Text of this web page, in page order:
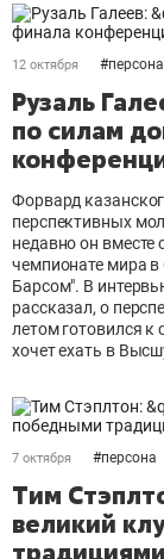
12 октября #персона
Рузаль
по силам
Форвард
перспективных
недавно он
чемпионате мира в
Барсом". В
рассказал, о
летом готовился к
хочет ехать в
7 октября #персона
Тим
великий